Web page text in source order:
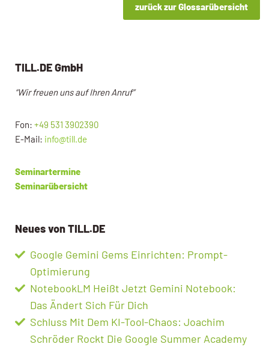
zurück zur Glossarübersicht
TILL.DE GmbH
“Wir freuen uns auf Ihren Anruf”
Fon: +49 531 3902390
E-Mail: info@till.de
Seminartermine
Seminarübersicht
Neues von TILL.DE
Google Gemini Gems Einrichten: Prompt-
Optimierung
NotebookLM Heißt Jetzt Gemini Notebook:
Das Ändert Sich Für Dich
Schluss Mit Dem KI-Tool-Chaos: Joachim
Schröder Rockt Die Google Summer Academy